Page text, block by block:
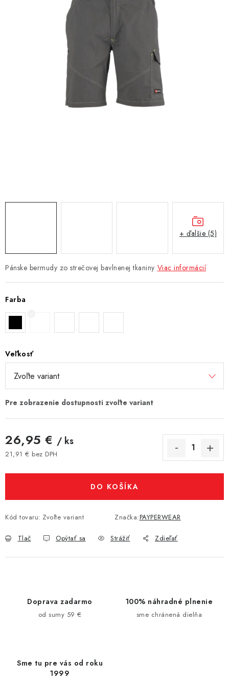
Kontakt Chránená dielňa
Pre firmy
Doprava, platba a zľavy
Potlač lôg
Formulár na výmenu tovaru
Kto sme
Reklamačný poriadok
Akcie v predajniach
Pánske bermudy zo strečovej bavlnenej tkaniny Viac informácií
Farba
Veľkosť
26,95 € / ks
21,91 € bez DPH
DO KOŠÍKA
Kód tovaru: Zvoľte variant Značka:PAYPERWEAR
Tlač Opýtať sa Strážiť Zdieľať
+ ďalšie (5)
Doprava zadarmo
od sumy 59 €
100% náhradné plnenie
sme chránená dielňa
Sme tu pre vás od roku
1999